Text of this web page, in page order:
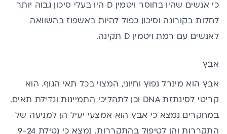
כי אנשים שהיובחוסר ויטמין D
היו בעלי סיכון גבוה יותר
לחלות בקורונה וסיכון כפול להיות באשפוז בהשוואה
לאנשים עם רמת ויטמין D תקינה.
אבץ
אבץ הוא מינרל נפוץ וחיוני, המצוי בכל תאי הגוף. הוא
קריטי לסינתזת DNA וכן לתהליכי התמיינות וגדילת תאים.
במחקרים נמצא כי אבץ הוא אמצעי יעיל הן למניעה של
התקררות והן לטיפול בהתקררות. נמצא כי נטילת 9-24